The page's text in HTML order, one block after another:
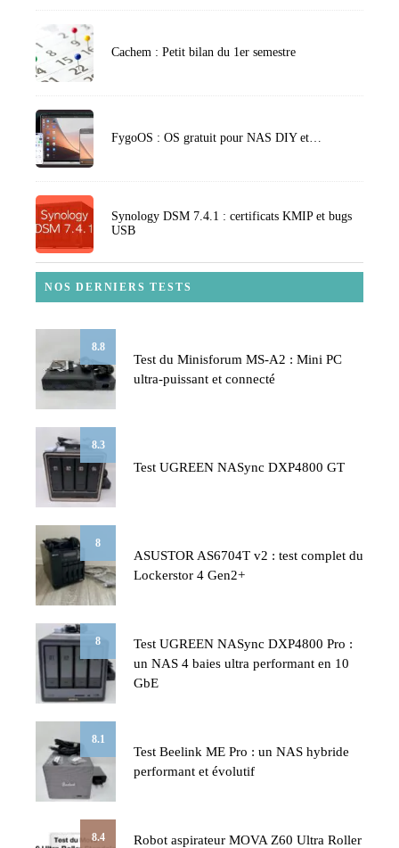
Cachem : Petit bilan du 1er semestre
FygoOS : OS gratuit pour NAS DIY et…
Synology DSM 7.4.1 : certificats KMIP et bugs
USB
NOS DERNIERS TESTS
8.8
Test du Minisforum MS-A2 : Mini PC
ultra-puissant et connecté
8.3
Test UGREEN NASync DXP4800 GT
8
ASUSTOR AS6704T v2 : test complet du
Lockerstor 4 Gen2+
8
Test UGREEN NASync DXP4800 Pro :
un NAS 4 baies ultra performant en 10
GbE
8.1
Test Beelink ME Pro : un NAS hybride
performant et évolutif
8.4
Robot aspirateur MOVA Z60 Ultra Roller